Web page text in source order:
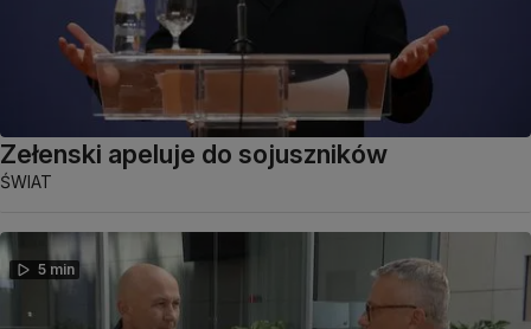
Zełenski apeluje do sojuszników
ŚWIAT
5 min